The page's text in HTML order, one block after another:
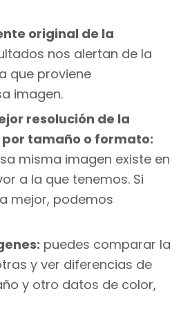
original de la
nos alertan de la
que proviene
imagen.
resolución de la
tamaño o formato:
misma imagen existe en
a la que tenemos. Si
mejor, podemos
puedes comparar la
y ver diferencias de
y otro datos de color,